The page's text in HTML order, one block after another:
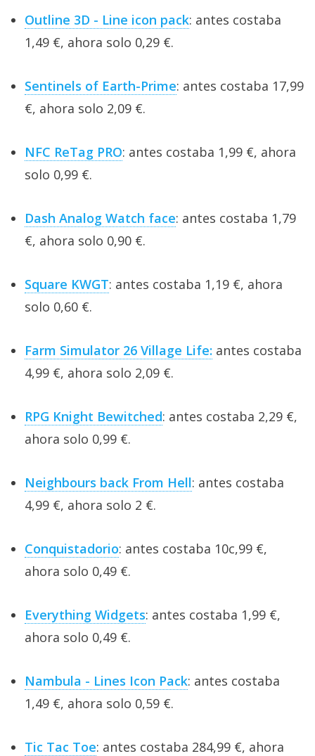
Outline 3D - Line icon pack: antes costaba
1,49 €, ahora solo 0,29 €.
Sentinels of Earth-Prime: antes costaba 17,99
€, ahora solo 2,09 €.
NFC ReTag PRO: antes costaba 1,99 €, ahora
solo 0,99 €.
Dash Analog Watch face: antes costaba 1,79
€, ahora solo 0,90 €.
Square KWGT: antes costaba 1,19 €, ahora
solo 0,60 €.
Farm Simulator 26 Village Life: antes costaba
4,99 €, ahora solo 2,09 €.
RPG Knight Bewitched: antes costaba 2,29 €,
ahora solo 0,99 €.
Neighbours back From Hell: antes costaba
4,99 €, ahora solo 2 €.
Conquistadorio: antes costaba 10c,99 €,
ahora solo 0,49 €.
Everything Widgets: antes costaba 1,99 €,
ahora solo 0,49 €.
Nambula - Lines Icon Pack: antes costaba
1,49 €, ahora solo 0,59 €.
Tic Tac Toe: antes costaba 284,99 €, ahora